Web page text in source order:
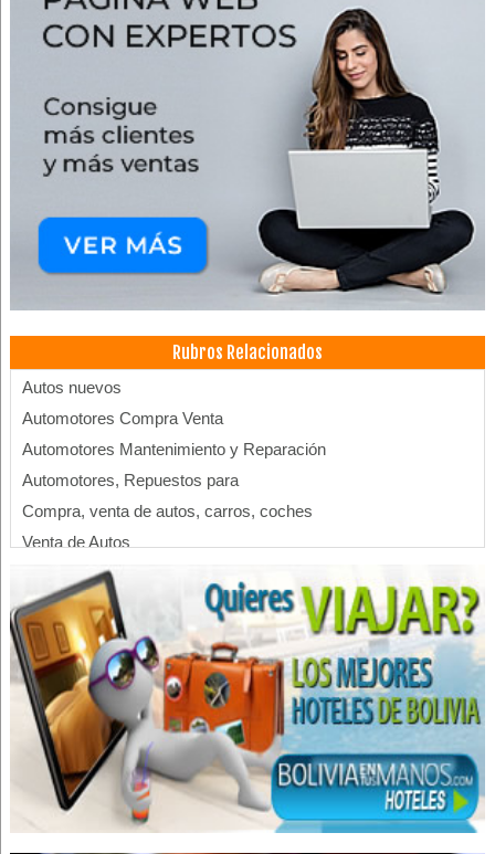
Rubros Relacionados
Autos nuevos
Automotores Compra Venta
Automotores Mantenimiento y Reparación
Automotores, Repuestos para
Compra, venta de autos, carros, coches
Venta de Autos